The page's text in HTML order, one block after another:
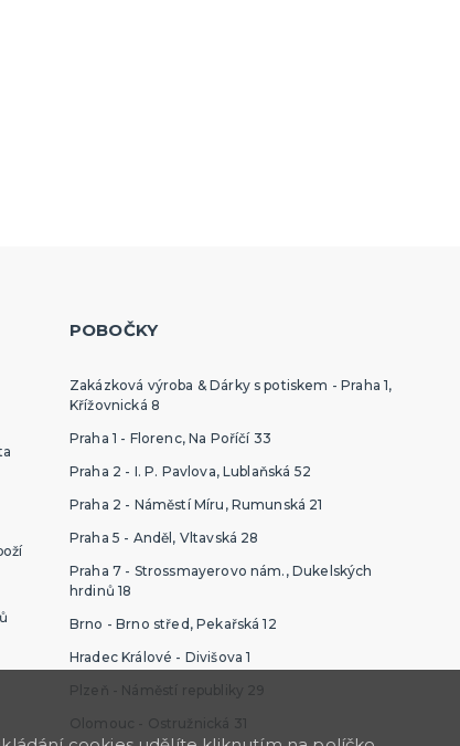
POBOČKY
Zakázková výroba & Dárky s potiskem - Praha 1,
Křížovnická 8
Praha 1 - Florenc, Na Poříčí 33
Praha 2 - I. P. Pavlova, Lublaňská 52
Praha 2 - Náměstí Míru, Rumunská 21
Praha 5 - Anděl, Vltavská 28
Praha 7 - Strossmayerovo nám., Dukelských
hrdinů 18
Brno - Brno střed, Pekařská 12
Hradec Králové - Divišova 1
Plzeň - Náměstí republiky 29
Olomouc - Ostružnická 31